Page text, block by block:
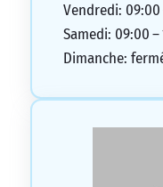
Vendredi: 09:00
Samedi: 09:00 –
Dimanche: